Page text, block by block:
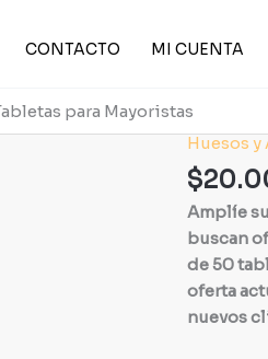
CONTACTO MI CUENTA
para Mayoristas
Huesos
$
Amplíe
buscan
de 50
oferta
nuevos
DOLOFIN
AR
7.5
MG
-
50
Tabletas